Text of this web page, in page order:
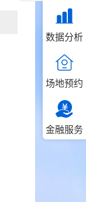
数据分析
场地预约
金融服务